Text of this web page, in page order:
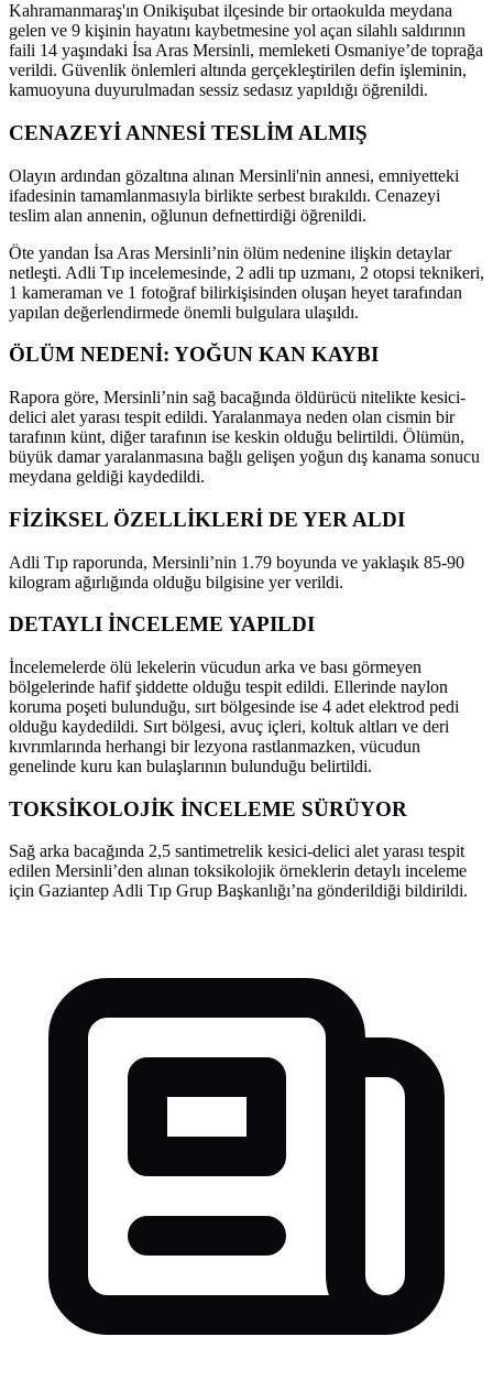
Kahramanmaraş'ın Onikişubat ilçesinde bir ortaokulda meydana
gelen ve 9 kişinin hayatını kaybetmesine yol açan silahlı saldırının
faili 14 yaşındaki İsa Aras Mersinli, memleketi Osmaniye’de toprağa
verildi. Güvenlik önlemleri altında gerçekleştirilen defin işleminin,
kamuoyuna duyurulmadan sessiz sedasız yapıldığı öğrenildi.
CENAZEYİ ANNESİ TESLİM ALMIŞ
Olayın ardından gözaltına alınan Mersinli'nin annesi, emniyetteki
ifadesinin tamamlanmasıyla birlikte serbest bırakıldı. Cenazeyi
teslim alan annenin, oğlunun defnettirdiği öğrenildi.
Öte yandan İsa Aras Mersinli’nin ölüm nedenine ilişkin detaylar
netleşti. Adli Tıp incelemesinde, 2 adli tıp uzmanı, 2 otopsi teknikeri,
1 kameraman ve 1 fotoğraf bilirkişisinden oluşan heyet tarafından
yapılan değerlendirmede önemli bulgulara ulaşıldı.
ÖLÜM NEDENİ: YOĞUN KAN KAYBI
Rapora göre, Mersinli’nin sağ bacağında öldürücü nitelikte kesici-
delici alet yarası tespit edildi. Yaralanmaya neden olan cismin bir
tarafının künt, diğer tarafının ise keskin olduğu belirtildi. Ölümün,
büyük damar yaralanmasına bağlı gelişen yoğun dış kanama sonucu
meydana geldiği kaydedildi.
FİZİKSEL ÖZELLİKLERİ DE YER ALDI
Adli Tıp raporunda, Mersinli’nin 1.79 boyunda ve yaklaşık 85-90
kilogram ağırlığında olduğu bilgisine yer verildi.
DETAYLI İNCELEME YAPILDI
İncelemelerde ölü lekelerin vücudun arka ve bası görmeyen
bölgelerinde hafif şiddette olduğu tespit edildi. Ellerinde naylon
koruma poşeti bulunduğu, sırt bölgesinde ise 4 adet elektrod pedi
olduğu kaydedildi. Sırt bölgesi, avuç içleri, koltuk altları ve deri
kıvrımlarında herhangi bir lezyona rastlanmazken, vücudun
genelinde kuru kan bulaşlarının bulunduğu belirtildi.
TOKSİKOLOJİK İNCELEME SÜRÜYOR
Sağ arka bacağında 2,5 santimetrelik kesici-delici alet yarası tespit
edilen Mersinli’den alınan toksikolojik örneklerin detaylı inceleme
için Gaziantep Adli Tıp Grup Başkanlığı’na gönderildiği bildirildi.